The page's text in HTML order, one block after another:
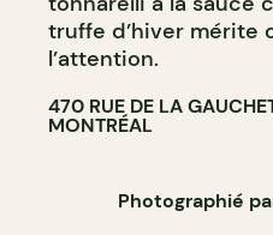
truffe d’hiver mérite
l’attention.
470 RUE DE LA
MONTRÉAL
Photographié